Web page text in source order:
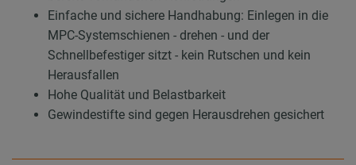
Einfache und sichere Handhabung: Einlegen in die
MPC-Systemschienen - drehen - und der
Schnellbefestiger sitzt - kein Rutschen und kein
Herausfallen
Hohe Qualität und Belastbarkeit
Gewindestifte sind gegen Herausdrehen gesichert